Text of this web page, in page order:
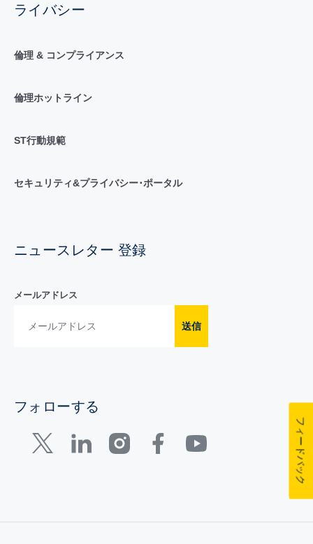
ライバシー
倫理 & コンプライアンス
倫理ホットライン
ST行動規範
セキュリティ&プライバシー･ポータル
ニュースレター 登録
メールアドレス
送信
フォローする
フィードバック